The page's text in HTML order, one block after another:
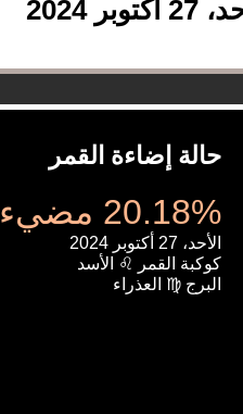
حالة إضاءة القمر
20.18% مضيء
الأحد، 27 أكتوبر 2024
كوكبة القمر ♌ الأسد
البرج ♍ العذراء